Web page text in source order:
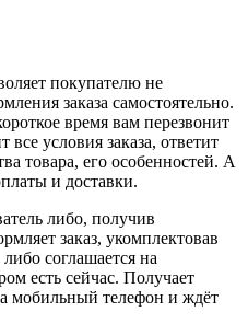
покупателю не
заказа самостоятельно.
время вам перезвонит
условия заказа, ответит
товара, его особенностей. А
и доставки.
либо, получив
заказ, укомплектовав
соглашается на
есть сейчас. Получает
мобильный телефон и ждёт